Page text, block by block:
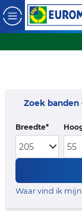
Zoek banden
Breedte*
Waar vind ik